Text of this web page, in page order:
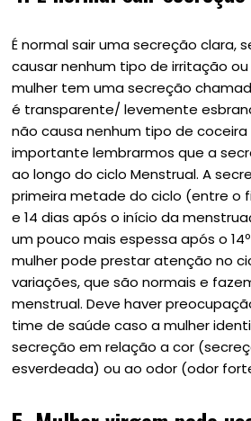
É normal sair uma secreção clara,
causar nenhum tipo de irritação
mulher tem uma secreção
é transparente/ levemente
não causa nenhum tipo de coceira
importante lembrarmos que a
ao longo do ciclo Menstrual. A
primeira metade do ciclo (entre o
e 14 dias após o início da
um pouco mais espessa após o
mulher pode prestar atenção no
variações, que são normais e
menstrual. Deve haver
time de saúde caso a mulher
secreção em relação a cor
esverdeada) ou ao odor (odor